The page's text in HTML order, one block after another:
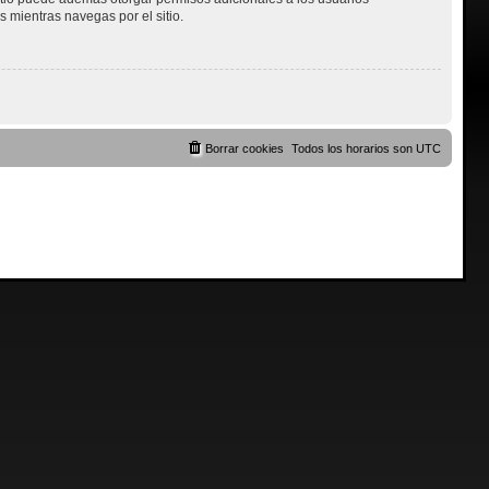
mientras navegas por el sitio.
Todos los horarios sonUTC
Borrar cookies